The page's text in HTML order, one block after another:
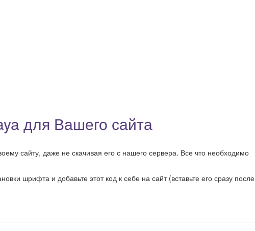
для Вашего сайта
сайту, даже не скачивая его с нашего сервера. Все что необходимо
шрифта и добавьте этот код к себе на сайт (вставьте его сразу после